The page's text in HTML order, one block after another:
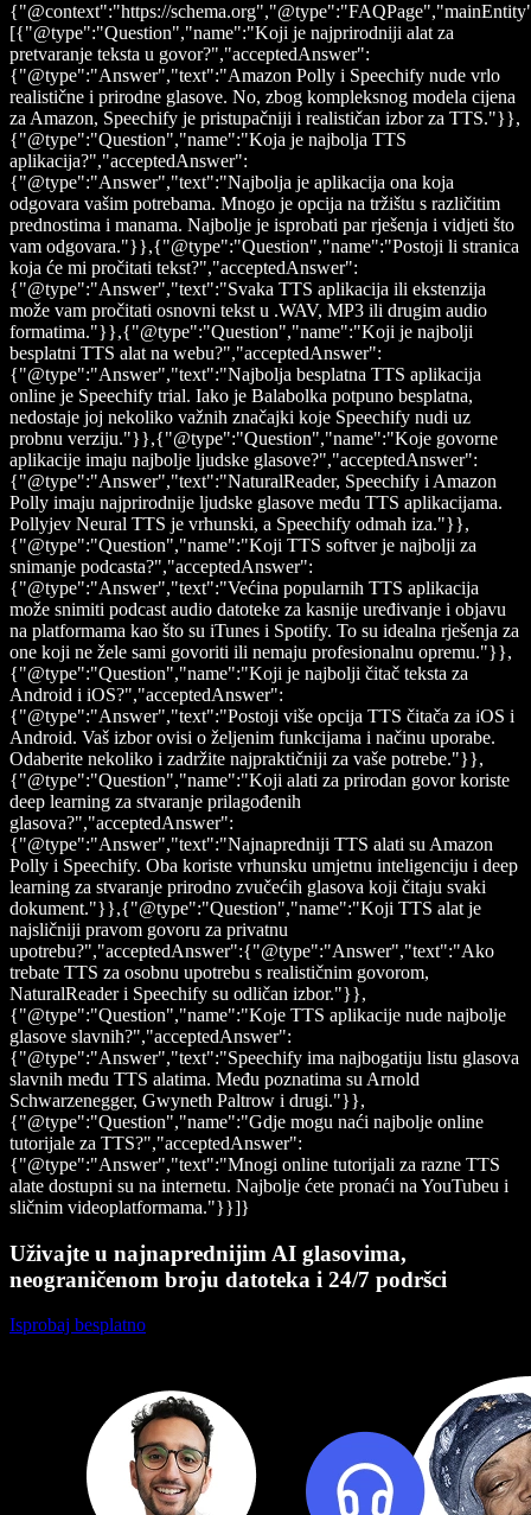
{"@context":"https://
[{"@type":"Question","name":"Koji je najprirodniji alat za
pretvaranje teksta u govor?","acceptedAnswer":
{"@type":"Answer","text":"Amazon Polly i Speechify nude vrlo
realistične i prirodne glasove. No, zbog kompleksnog modela cijena
za Amazon, Speechify je pristupačniji i realističan izbor za TTS."}},
{"@type":"Question","name":"Koja je najbolja TTS
aplikacija?","acceptedAnswer":
{"@type":"Answer","text":"Najbolja je aplikacija ona koja
odgovara vašim potrebama. Mnogo je opcija na tržištu s različitim
prednostima i manama. Najbolje je isprobati par rješenja i vidjeti što
vam odgovara."}},{"@type":"Question","name":"Postoji li stranica
koja će mi pročitati tekst?","acceptedAnswer":
{"@type":"Answer","text":"Svaka TTS aplikacija ili ekstenzija
može vam pročitati osnovni tekst u .WAV, MP3 ili drugim audio
formatima."}},{"@type":"Question","name":"Koji je najbolji
besplatni TTS alat na webu?","acceptedAnswer":
{"@type":"Answer","text":"Najbolja besplatna TTS aplikacija
online je Speechify trial. Iako je Balabolka potpuno besplatna,
nedostaje joj nekoliko važnih značajki koje Speechify nudi uz
probnu verziju."}},{"@type":"Question","name":"Koje govorne
aplikacije imaju najbolje ljudske glasove?","acceptedAnswer":
{"@type":"Answer","text":"NaturalReader, Speechify i Amazon
Polly imaju najprirodnije ljudske glasove među TTS aplikacijama.
Pollyjev Neural TTS je vrhunski, a Speechify odmah iza."}},
{"@type":"Question","name":"Koji TTS softver je najbolji za
snimanje podcasta?","acceptedAnswer":
{"@type":"Answer","text":"Većina popularnih TTS aplikacija
može snimiti podcast audio datoteke za kasnije uređivanje i objavu
na platformama kao što su iTunes i Spotify. To su idealna rješenja za
one koji ne žele sami govoriti ili nemaju profesionalnu opremu."}},
{"@type":"Question","name":"Koji je najbolji čitač teksta za
Android i iOS?","acceptedAnswer":
{"@type":"Answer","text":"Postoji više opcija TTS čitača za iOS i
Android. Vaš izbor ovisi o željenim funkcijama i načinu uporabe.
Odaberite nekoliko i zadržite najpraktičniji za vaše potrebe."}},
{"@type":"Question","name":"Koji alati za prirodan govor koriste
deep learning za stvaranje prilagođenih
glasova?","acceptedAnswer":
{"@type":"Answer","text":"Najnapredniji TTS alati su Amazon
Polly i Speechify. Oba koriste vrhunsku umjetnu inteligenciju i deep
learning za stvaranje prirodno zvučećih glasova koji čitaju svaki
dokument."}},{"@type":"Question","name":"Koji ТTS alat je
najsličniji pravom govoru za privatnu
upotrebu?","acceptedAnswer":{"@type":"Answer","text":"Ako
trebate TTS za osobnu upotrebu s realističnim govorom,
NaturalReader i Speechify su odličan izbor."}},
{"@type":"Question","name":"Koje TTS aplikacije nude najbolje
glasove slavnih?","acceptedAnswer":
{"@type":"Answer","text":"Speechify ima najbogatiju listu glasova
slavnih među TTS alatima. Među poznatima su Arnold
Schwarzenegger, Gwyneth Paltrow i drugi."}},
{"@type":"Question","name":"Gdje mogu naći najbolje online
tutorijale za TTS?","acceptedAnswer":
{"@type":"Answer","text":"Mnogi online tutorijali za razne TTS
alate dostupni su na internetu. Najbolje ćete pronaći na YouTubeu i
sličnim videoplatformama."}}]}
Uživajte u najnaprednijim AI glasovima,
neograničenom broju datoteka i 24/7 podršci
Isprobaj besplatno